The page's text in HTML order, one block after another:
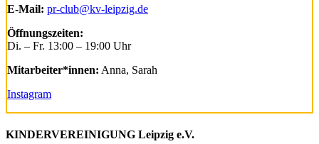
E-Mail: pr-club@kv-leipzig.de
Öffnungszeiten:
Di. – Fr. 13:00 – 19:00 Uhr
Mitarbeiter*innen: Anna, Sarah
Instagram
KINDERVEREINIGUNG Leipzig e.V.